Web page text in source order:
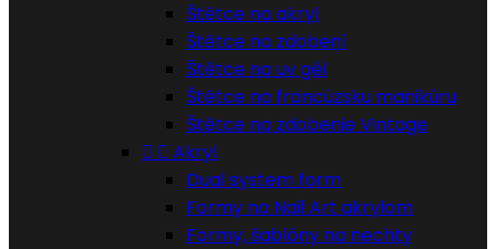
Štětce na akryl
Štětce na zdobení
Štětce na uv gél
Štětce na francúzsku manikúru
Štětce na zdobenie Vintage
  Akryl
Dual system form
Formy na Nail Art akrylom
Formy, šablóny na nechty